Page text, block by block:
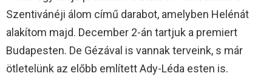
Szentivánéji álom című darabot, amelyben Helénát
alakítom majd. December 2-án tartjuk a premiert
Budapesten. De Gézával is vannak terveink, s már
ötletelünk az előbb említett Ady-Léda esten is.